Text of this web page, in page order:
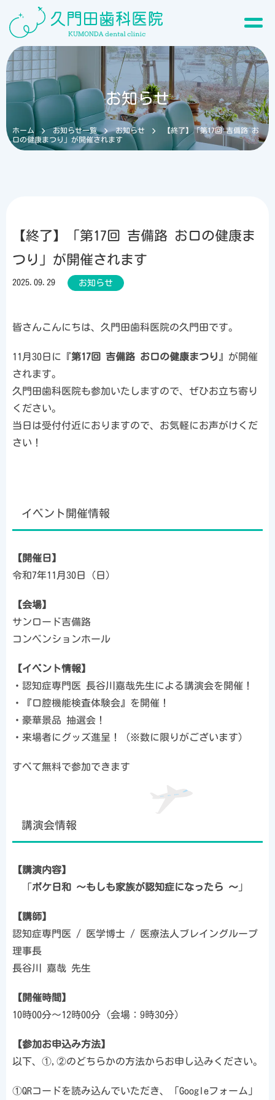
お知らせ
ホーム お知らせ一覧 お知らせ
【終了】「第17回 吉備路 お
口の健康まつり」が開催されます
【終了】「第17回 吉備路 お口の健康ま
つり」が開催されます
2025.09.29 お知らせ
皆さんこんにちは、久門田歯科医院の久門田です。
11月30日に『第17回 吉備路 お口の健康まつり 』が開催
されます。
久門田歯科医院も参加いたしますので、ぜひお立ち寄り
ください。
当日は受付付近におりますので、お気軽にお声がけくだ
さい！
イベント開催情報
【開催日】
令和7年11月30日（日）
【会場】
サンロード吉備路
コンベンションホール
【イベント情報】
・認知症専門医 長谷川嘉哉先生による講演会を開催！
・『口腔機能検査体験会』を開催！
・豪華景品 抽選会！
・来場者にグッズ進呈！（※数に限りがございます）
すべて無料で参加できます
講演会情報
【講演内容】
ボケ日和 ～もしも家族が認知症になったら ～ 」
【講師】
認知症専門医 / 医学博士 / 医療法人ブレイングループ
理事長
長谷川 嘉哉 先生
【開催時間】
10時00分～12時00分（会場：9時30分）
【参加お申込み方法】
以下、①,②のどちらかの方法からお申し込みください。
①QRコードを読み込んでいただき、「Googleフォーム」